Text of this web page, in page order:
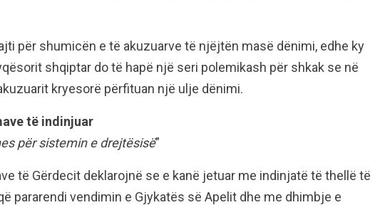
për shumicën e të akuzuarve të njëjtën masë dënimi, edhe ky
shqiptar do të hapë një seri polemikash për shkak se në
kryesorë përfituan një ulje dënimi.
të indinjuar
për sistemin e drejtësisë”
të Gërdecit deklarojnë se e kanë jetuar me indinjatë të thellë të
pararendi vendimin e Gjykatës së Apelit dhe me dhimbje e